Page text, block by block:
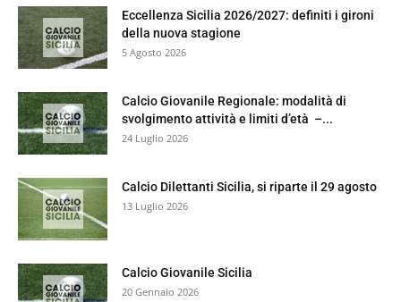
Eccellenza Sicilia 2026/2027: definiti i gironi
della nuova stagione
5 Agosto 2026
Calcio Giovanile Regionale: modalità di
svolgimento attività e limiti d’età –...
24 Luglio 2026
Calcio Dilettanti Sicilia, si riparte il 29 agosto
13 Luglio 2026
Calcio Giovanile Sicilia
20 Gennaio 2026